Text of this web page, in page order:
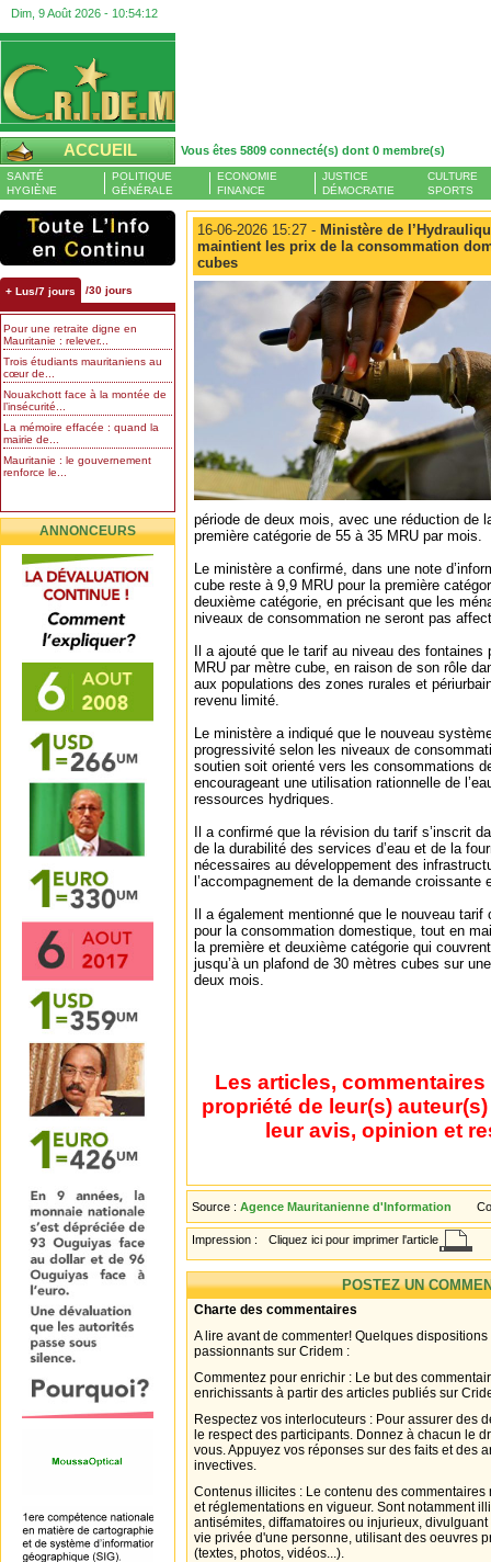
Dim, 9 Août 2026 - 10:54:12
ACCUEIL Vous êtes 5809 connecté(s) dont 0 membre(s)
SANTÉ
HYGIÈNE
POLITIQUE
GÉNÉRALE
ECONOMIE
FINANCE
JUSTICE
DÉMOCRATIE
CULTURE
SPORTS
+ Lus/7 jours /30 jours
Pour une retraite digne en
Mauritanie : relever...
Trois étudiants mauritaniens au
cœur de...
Nouakchott face à la montée de
l’insécurité...
La mémoire effacée : quand la
mairie de...
Mauritanie : le gouvernement
renforce le...
ANNONCEURS
16-06-2026 15:27 - Ministère de
maintient les prix de la consommation
cubes
période de deux mois, avec une réduction de
première catégorie de 55 à 35 MRU par mois.
Le ministère a confirmé, dans une note
cube reste à 9,9 MRU pour la première
deuxième catégorie, en précisant que les
niveaux de consommation ne seront pas
Il a ajouté que le tarif au niveau des
MRU par mètre cube, en raison de son rôle
aux populations des zones rurales et
revenu limité.
Le ministère a indiqué que le nouveau
progressivité selon les niveaux de
soutien soit orienté vers les consommations
encourageant une utilisation rationnelle de
ressources hydriques.
Il a confirmé que la révision du tarif s’inscrit
de la durabilité des services d’eau et de la
nécessaires au développement des
l’accompagnement de la demande croissante
Il a également mentionné que le nouveau
pour la consommation domestique, tout en
la première et deuxième catégorie qui
jusqu’à un plafond de 30 mètres cubes sur
deux mois.
Les articles,
propriété de leur(s)
leur avis, opinion et
Source : Agence Mauritanienne d'Information
Impression : Cliquez ici pour imprimer l'article
POSTEZ UN
Charte des commentaires
A lire avant de commenter! Quelques
passionnants sur Cridem :
Commentez pour enrichir : Le but des
enrichissants à partir des articles publiés sur
Respectez vos interlocuteurs : Pour assurer des
le respect des participants. Donnez à chacun le
vous. Appuyez vos réponses sur des faits et des
invectives.
Contenus illicites : Le contenu des
et réglementations en vigueur. Sont notamment
antisémites, diffamatoires ou injurieux,
vie privée d'une personne, utilisant des oeuvres
(textes, photos, vidéos...).